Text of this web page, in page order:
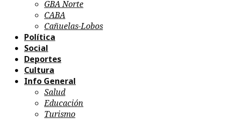
GBA Norte
CABA
Cañuelas-Lobos
Política
Social
Deportes
Cultura
Info General
Salud
Educación
Turismo